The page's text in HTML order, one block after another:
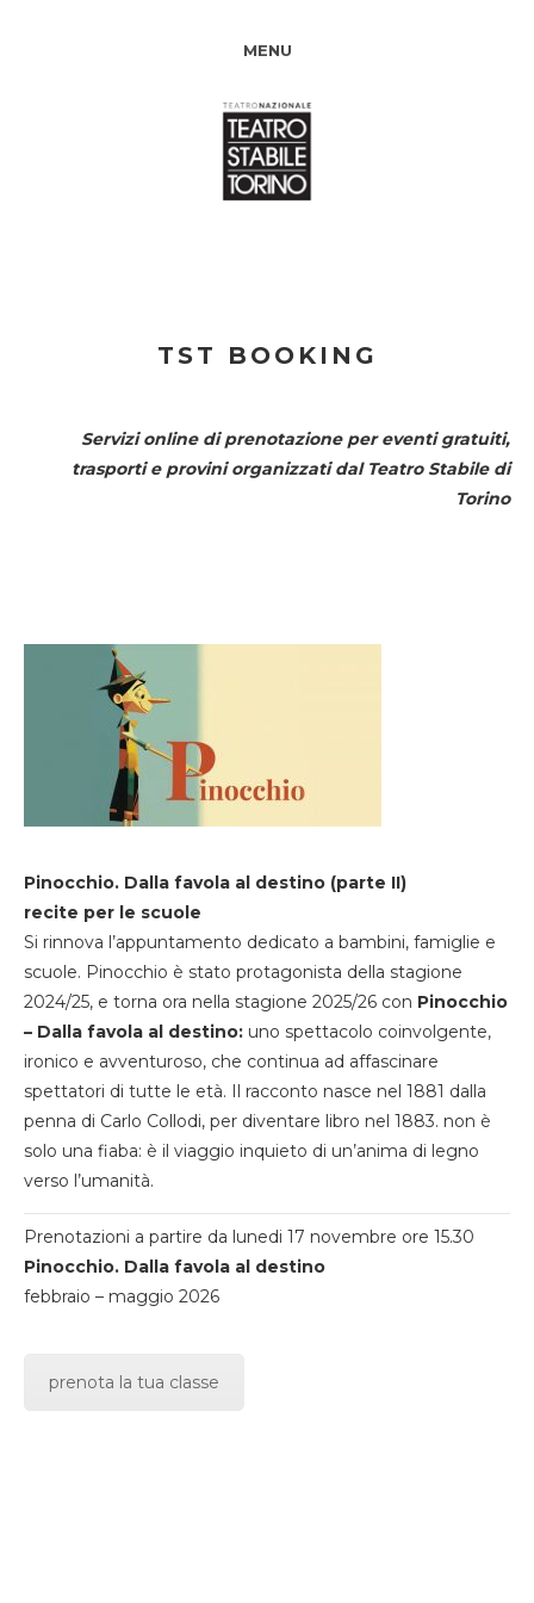
MENU
TST BOOKING
Servizi online di prenotazione per eventi gratuiti,
trasporti e provini organizzati dal Teatro Stabile di
Torino
Pinocchio. Dalla favola al destino (parte II)
recite per le scuole
Si rinnova l’appuntamento dedicato a bambini, famiglie e
scuole. Pinocchio è stato protagonista della stagione
2024/25, e torna ora nella stagione 2025/26 con Pinocchio
– Dalla favola al destino: uno spettacolo coinvolgente,
ironico e avventuroso, che continua ad affascinare
spettatori di tutte le età. Il racconto nasce nel 1881 dalla
penna di Carlo Collodi, per diventare libro nel 1883. non è
solo una fiaba: è il viaggio inquieto di un’anima di legno
verso l’umanità.
Prenotazioni a partire da lunedi 17 novembre ore 15.30
Pinocchio. Dalla favola al destino
febbraio – maggio 2026
prenota la tua classe